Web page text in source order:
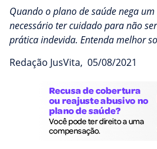
Quando o plano de saúde nega
necessário ter cuidado para não
prática indevida. Entenda melhor
Redação JusVita, 05/08/2021